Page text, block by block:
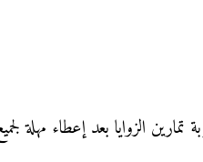
الزوايا بعد إعطاء مهلة